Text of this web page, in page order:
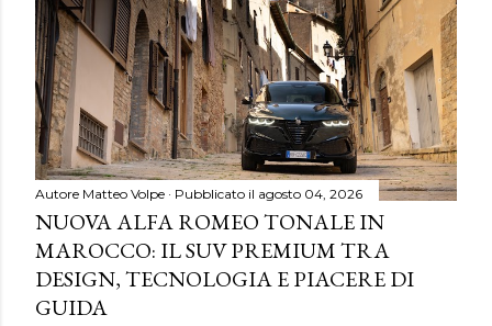
Autore Matteo Volpe Pubblicato il agosto 04, 2026
NUOVA ALFA ROMEO TONALE IN
MAROCCO: IL SUV PREMIUM TRA
DESIGN, TECNOLOGIA E PIACERE DI
GUIDA